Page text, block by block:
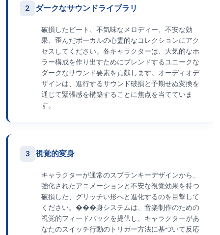
2 ダークなサウンドライブラリ
破損したビート、不気味なメロディー、不安な効
果、歪んだボーカルの心霊的なコレクションにアク
セスしてください。各キャラクターは、大気的なホ
ラー構成を作り出すためにブレンドするユニークな
ダークなサウンド要素を貢献します。オーディオデ
ザインは、進行するサウンド破損と予期せぬ変換を
通じて緊張感を構築することに焦点を当てていま
す。
3 視覚的変身
キャラクターが通常のスプランキーデザインから、
強化されたアニメーションと不安な視覚効果を持つ
破損した、グリッチい形へと進化するのを目撃して
ください。���身システムは、音楽制作のための
視覚的フィードバックを提供し、キャラクターがあ
なたのスイッチ行動のトリガー方法に基づいて反応